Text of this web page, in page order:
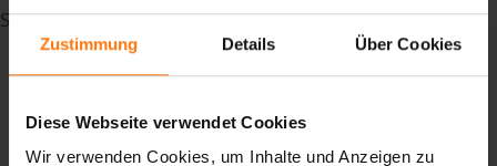
Zustimmung Details Über Cookies
Diese Webseite verwendet Cookies
Wir verwenden Cookies, um Inhalte und Anzeigen zu
Schlagwörter
madebpros
Heimat
oberammergau
canyouridetheline